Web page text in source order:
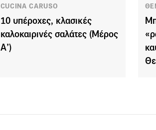
CUCINA CARUSO
10 υπέροχες, κλασικές
καλοκαιρινές σαλάτες (Μέρος
Α’)